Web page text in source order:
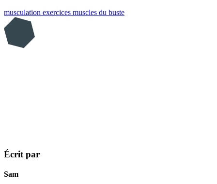
musculation exercices muscles du buste
Écrit par
Sam